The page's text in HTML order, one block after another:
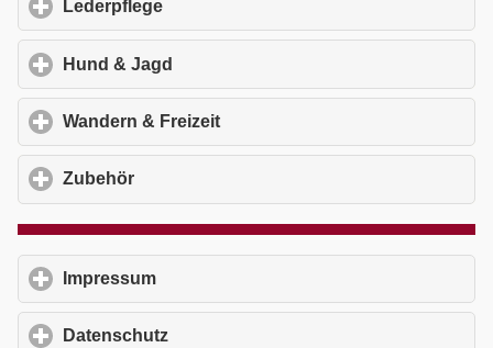
Lederpflege
Hund & Jagd
Wandern & Freizeit
Zubehör
Impressum
Datenschutz